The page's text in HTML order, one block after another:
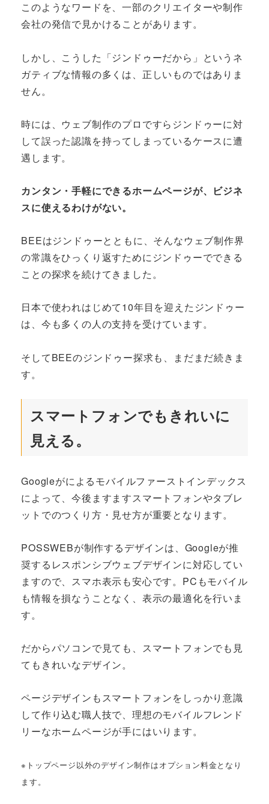
このようなワードを、一部のクリエイターや制作
会社の発信で見かけることがあります。
しかし、こうした「ジンドゥーだから」というネ
ガティブな情報の多くは、正しいものではありま
せん。
時には、ウェブ制作のプロですらジンドゥーに対
して誤った認識を持ってしまっているケースに遭
遇します。
カンタン・手軽にできるホームページが、ビジネ
スに使えるわけがない。
BEEはジンドゥーとともに、そんなウェブ制作界
の常識をひっくり返すためにジンドゥーでできる
ことの探求を続けてきました。
日本で使われはじめて10年目を迎えたジンドゥー
は、今も多くの人の支持を受けています。
そしてBEEのジンドゥー探求も、まだまだ続きま
す。
スマートフォンでもきれいに
見える。
Googleがによるモバイルファーストインデックス
によって、今後ますますスマートフォンやタブレ
ットでのつくり方・見せ方が重要となります。
POSSWEBが制作するデザインは、Googleが推
奨するレスポンシブウェブデザインに対応してい
ますので、スマホ表示も安心です。PCもモバイル
も情報を損なうことなく、表示の最適化を行いま
す。
だからパソコンで見ても、スマートフォンでも見
てもきれいなデザイン。
ページデザインもスマートフォンをしっかり意識
して作り込む職人技で、理想のモバイルフレンド
リーなホームページが手にはいります。
※トップページ以外のデザイン制作はオプション料金となり
ます。